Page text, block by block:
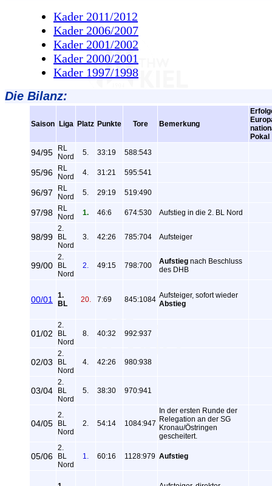
Kader 2011/2012
Kader 2006/2007
Kader 2001/2002
Kader 2000/2001
Kader 1997/1998
Die Bilanz:
Saison Liga Platz Punkte Tore Bemerkung
Pokal
94/95
RL
Nord
5. 33:19 588:543
95/96
RL
Nord
4. 31:21 595:541
96/97
RL
Nord
5. 29:19 519:490
97/98
RL
Nord
1. 46:6 674:530 Aufstieg in die 2. BL Nord
98/99
2.
BL
Nord
3. 42:26 785:704 Aufsteiger
99/00
2.
BL
Nord
2. 49:15 798:700 Aufstieg nach Beschluss
des DHB
00/01
1.
BL
20. 7:69 845:1084 Aufsteiger, sofort wieder
Abstieg
01/02
2.
BL
Nord
8. 40:32 992:937
02/03
2.
BL
Nord
4. 42:26 980:938
03/04
2.
BL
Nord
5. 38:30 970:941
04/05
2.
BL
Nord
2. 54:14 1084:947
In der ersten Runde der
Relegation an der SG
Kronau/Östringen
gescheitert.
05/06
2.
BL
Nord
1. 60:16 1128:979 Aufstieg